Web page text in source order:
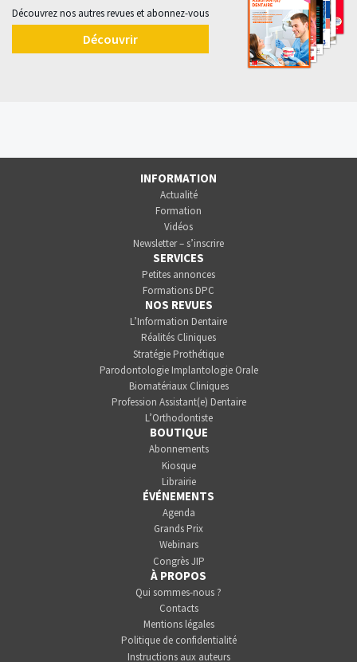
Découvrez nos autres revues et abonnez-vous
Découvrir
INFORMATION
Actualité
Formation
Vidéos
Newsletter – s’inscrire
SERVICES
Petites annonces
Formations DPC
NOS REVUES
L’Information Dentaire
Réalités Cliniques
Stratégie Prothétique
Parodontologie Implantologie Orale
Biomatériaux Cliniques
Profession Assistant(e) Dentaire
L’Orthodontiste
BOUTIQUE
Abonnements
Kiosque
Librairie
ÉVÉNEMENTS
Agenda
Grands Prix
Webinars
Congrès JIP
À PROPOS
Qui sommes-nous ?
Contacts
Mentions légales
Politique de confidentialité
Instructions aux auteurs